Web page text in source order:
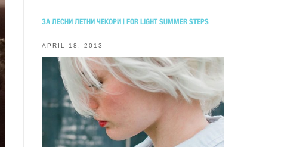
ЗА ЛЕСНИ ЛЕТНИ ЧЕКОРИ | FOR LIGHT SUMMER STEPS
APRIL 18, 2013